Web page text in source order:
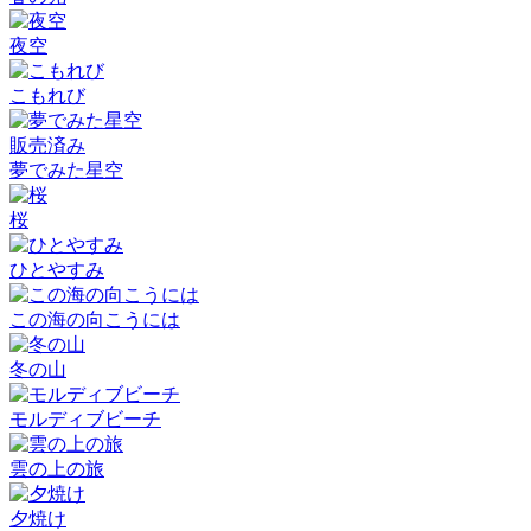
夜空
こもれび
販売済み
夢でみた星空
桜
ひとやすみ
この海の向こうには
冬の山
モルディブビーチ
雲の上の旅
夕焼け